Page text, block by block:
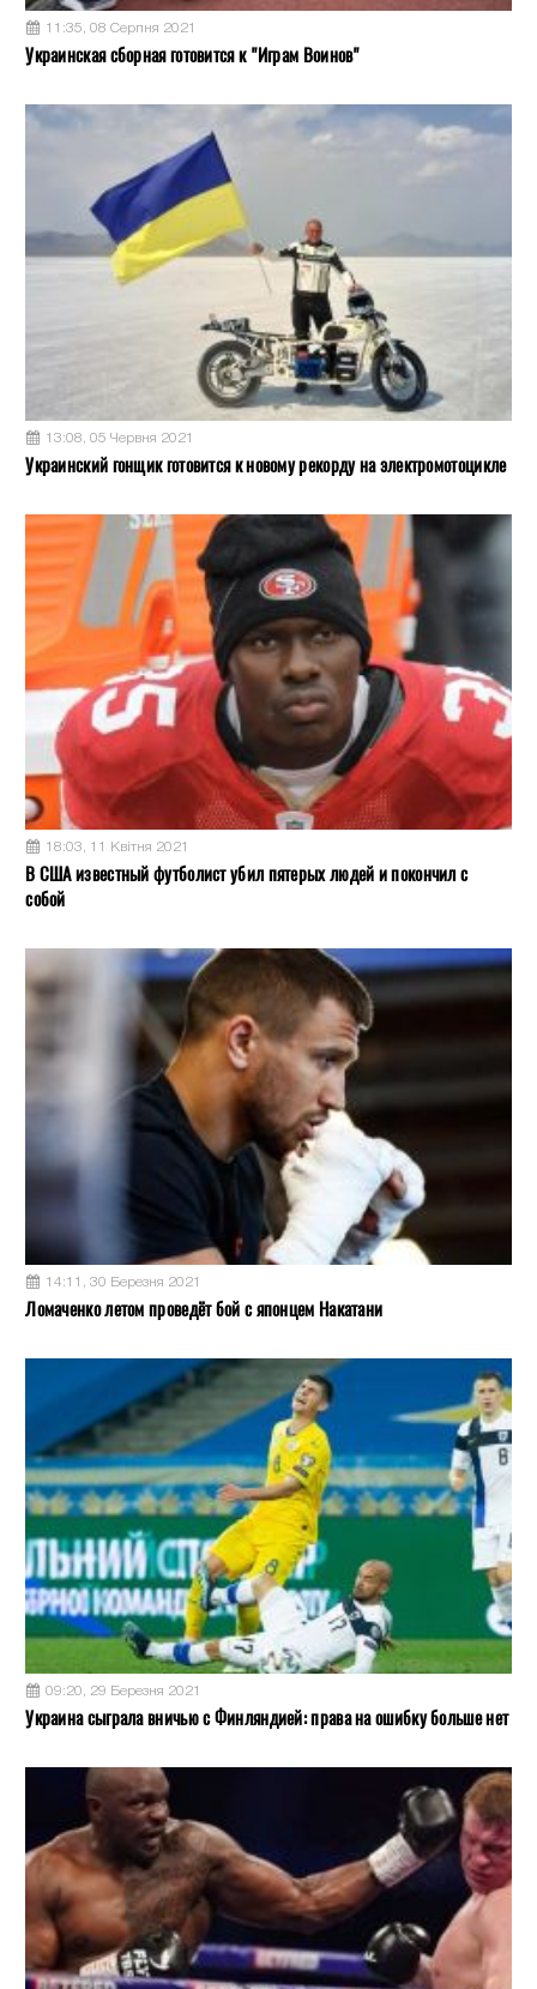
11:35, 08 Серпня 2021
Украинская сборная готовится к "Играм Воинов"
13:08, 05 Червня 2021
Украинский гонщик готовится к новому рекорду на электромотоцикле
18:03, 11 Квітня 2021
В США известный футболист убил пятерых людей и покончил с
собой
14:11, 30 Березня 2021
Ломаченко летом проведёт бой с японцем Накатани
09:20, 29 Березня 2021
Украина сыграла вничью с Финляндией: права на ошибку больше нет